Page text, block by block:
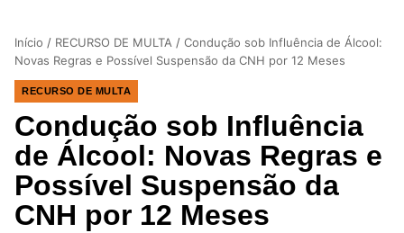
Início / RECURSO DE MULTA / Condução sob Influência de Álcool:
Novas Regras e Possível Suspensão da CNH por 12 Meses
RECURSO DE MULTA
Condução sob Influência
de Álcool: Novas Regras e
Possível Suspensão da
CNH por 12 Meses